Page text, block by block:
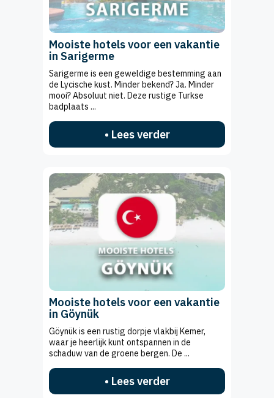
Mooiste hotels voor een vakantie
in Sarigerme
Sarigerme is een geweldige bestemming aan
de Lycische kust. Minder bekend? Ja. Minder
mooi? Absoluut niet. Deze rustige Turkse
badplaats ...
• Lees verder
Mooiste hotels voor een vakantie
in Göynük
Göynük is een rustig dorpje vlakbij Kemer,
waar je heerlijk kunt ontspannen in de
schaduw van de groene bergen. De ...
• Lees verder